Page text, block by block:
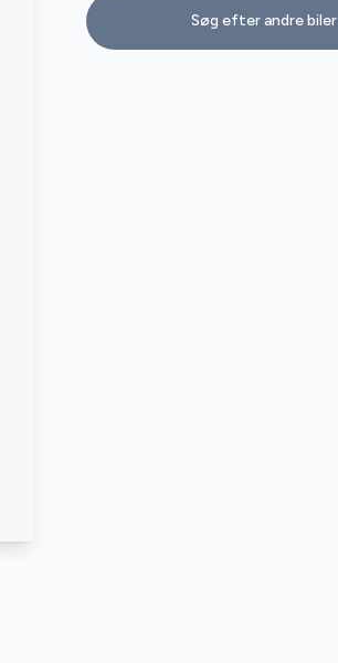
Søg efter andre biler